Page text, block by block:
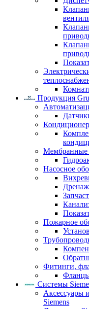
Продукция
Мембранные
Насосное
Пожарное
Фитинги,
Системы
Аксессуары
Siemens